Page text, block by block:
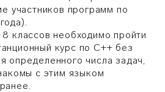
участников программ по
классов необходимо пройти
курс по С++ без
определенного числа задач,
с этим языком